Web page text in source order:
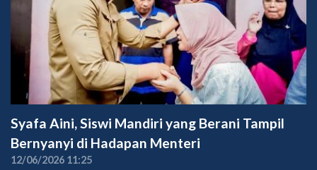
Syafa Aini, Siswi Mandiri yang Berani Tampil
Bernyanyi di Hadapan Menteri
12/06/2026 11:25